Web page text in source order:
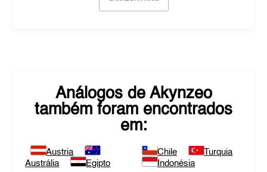
Análogos de Akynzeo
também foram encontrados
em:
Austria
Austrália
Egipto
Chile
Turquia
Indonésia